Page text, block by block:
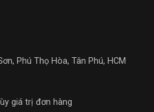
Phú Thọ Hòa, Tân Phú, HCM
giá trị đơn hàng